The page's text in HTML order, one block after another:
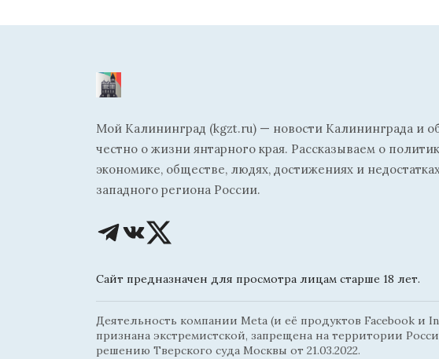
Мой Калининград (kgzt.ru) — новости Калининграда и
честно о жизни янтарного края. Рассказываем о
экономике, обществе, людях, достижениях и
западного региона России.
Сайт предназначен для просмотра лицам старше 18 лет.
Деятельность компании Meta (и её продуктов Facebook и
признана экстремистской, запрещена на территории
решению Тверского суда Москвы от 21.03.2022.